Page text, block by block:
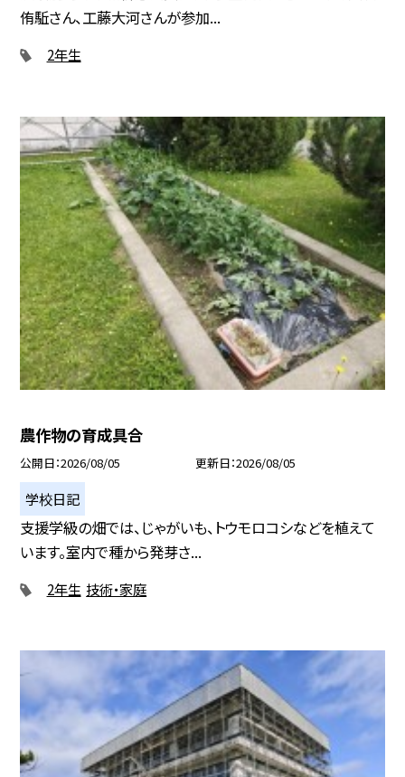
侑駈さん、工藤大河さんが参加...
2年生
農作物の育成具合
公開日 2026/08/05 更新日 2026/08/05
学校日記
支援学級の畑では、じゃがいも、トウモロコシなどを植えて
います。室内で種から発芽さ...
2年生 技術・家庭